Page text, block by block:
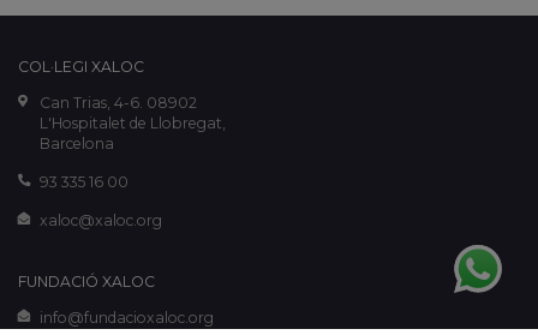
COL·LEGI XALOC
Can Trias, 4-6. 08902
L'Hospitalet de Llobregat,
Barcelona
93 335 16 00
xaloc@xaloc.org
FUNDACIÓ XALOC
info@fundacioxaloc.org